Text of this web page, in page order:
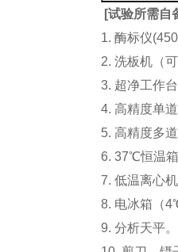
[试验所需自
1. 酶标仪
2. 洗板机（
3. 超净工作
4. 高精度单
5. 高精度多
6. 37℃恒温
7. 低温离心
8. 电冰箱（
9. 分析天平。